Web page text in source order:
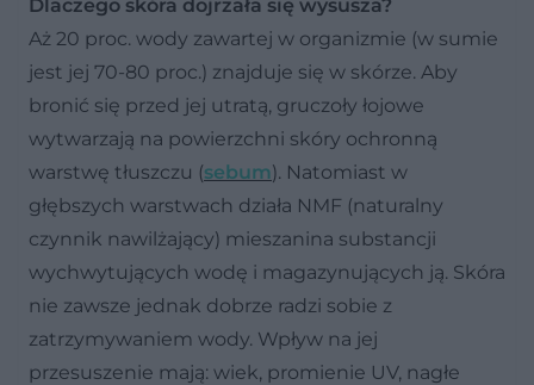
Dlaczego skóra dojrzała się wysusza?
Aż 20 proc. wody zawartej w organizmie (w sumie
jest jej 70-80 proc.) znajduje się w skórze. Aby
bronić się przed jej utratą, gruczoły łojowe
wytwarzają na powierzchni skóry ochronną
warstwę tłuszczu (sebum). Natomiast w
głębszych warstwach działa NMF (naturalny
czynnik nawilżający) mieszanina substancji
wychwytujących wodę i magazynujących ją. Skóra
nie zawsze jednak dobrze radzi sobie z
zatrzymywaniem wody. Wpływ na jej
przesuszenie mają: wiek, promienie UV, nagłe